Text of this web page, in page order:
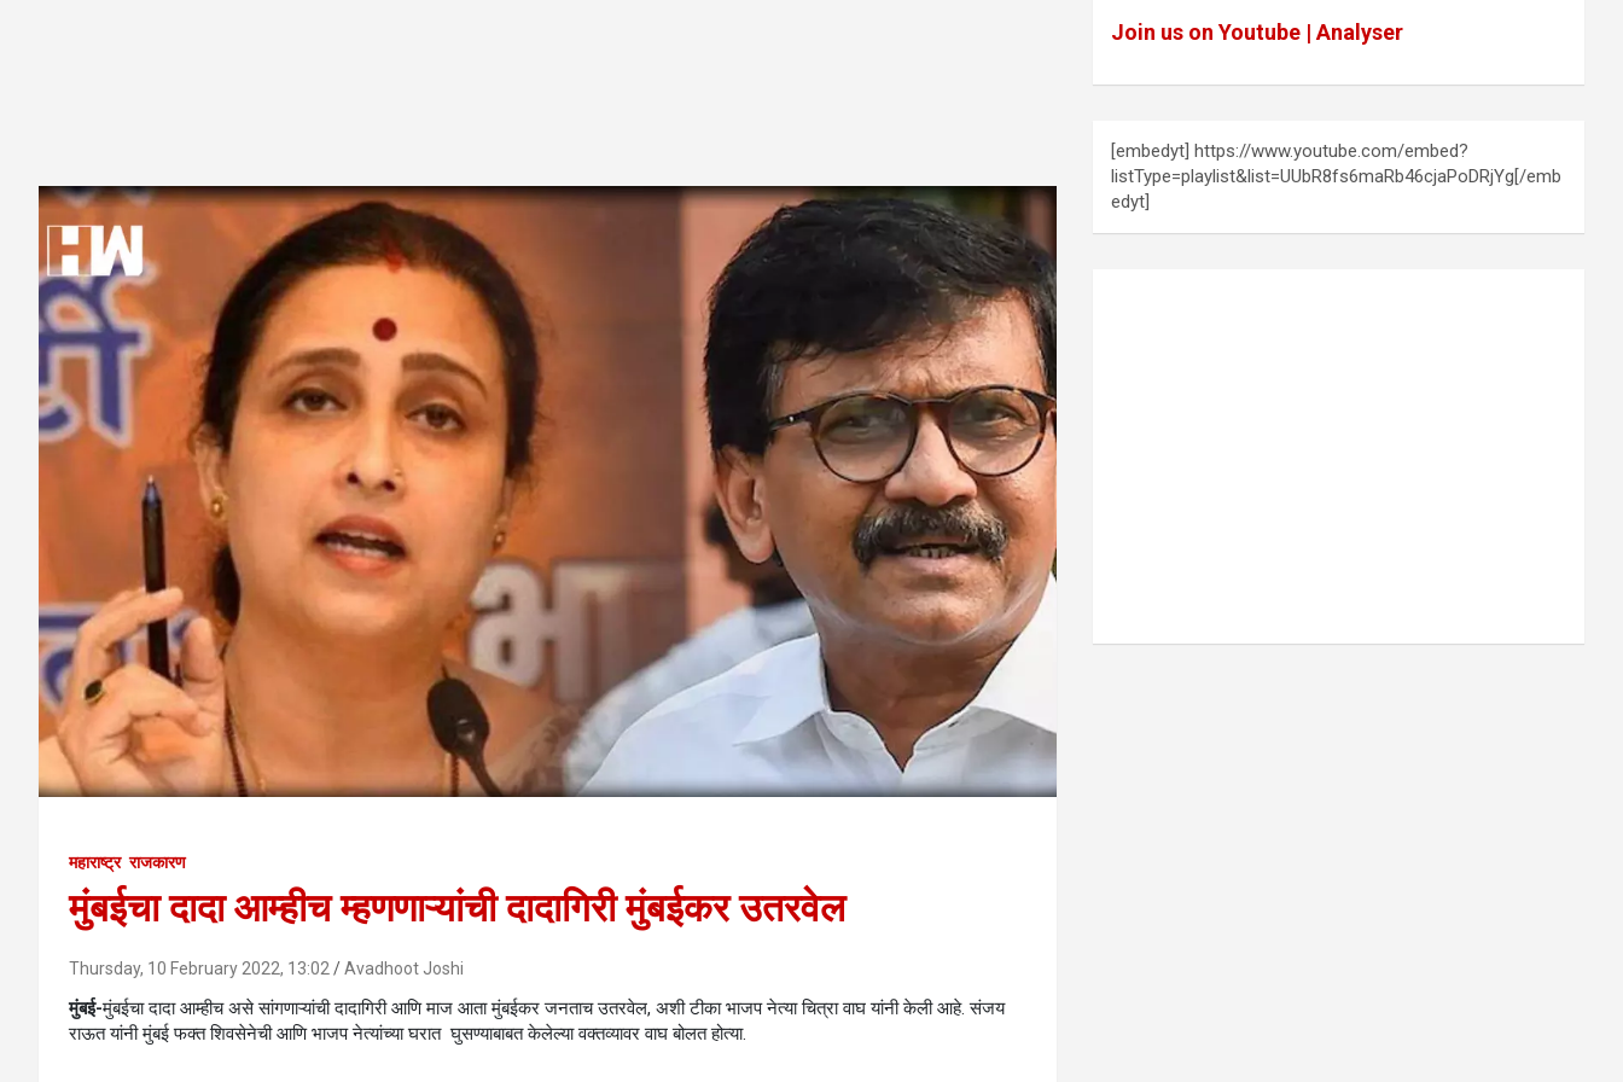
महाराष्ट्र राजकारण
मुंबईचा दादा आम्हीच म्हणणाऱ्यांची दादागिरी मुंबईकर उतरवेल
Thursday, 10 February 2022, 13:02 Avadhoot Joshi
मुंबई-मुंबईचा दादा आम्हीच असे सांगणाऱ्यांची दादागिरी आणि माज आता मुंबईकर जनताच उतरवेल, अशी टीका भाजप नेत्या चित्रा वाघ यांनी केली आहे. संजय
राऊत यांनी मुंबई फक्त शिवसेनेची आणि भाजप नेत्यांच्या घरात घुसण्याबाबत केलेल्या वक्तव्यावर वाघ बोलत होत्या.
Join us on Youtube | Analyser
[embedyt] https://www.youtube.com/embed?
listType=playlist&list=UUbR8fs6maRb46cjaPoDRjYg[/emb
edyt]